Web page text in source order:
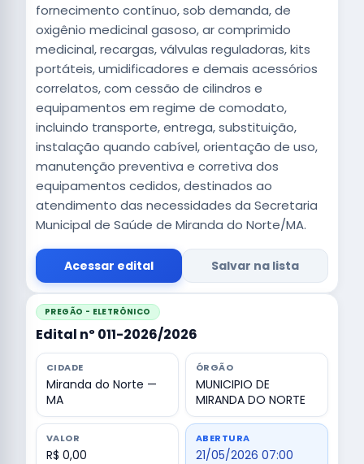
fornecimento contínuo, sob demanda, de
oxigênio medicinal gasoso, ar comprimido
medicinal, recargas, válvulas reguladoras, kits
portáteis, umidificadores e demais acessórios
correlatos, com cessão de cilindros e
equipamentos em regime de comodato,
incluindo transporte, entrega, substituição,
instalação quando cabível, orientação de uso,
manutenção preventiva e corretiva dos
equipamentos cedidos, destinados ao
atendimento das necessidades da Secretaria
Municipal de Saúde de Miranda do Norte/MA.
Acessar edital Salvar na lista
PREGÃO - ELETRÔNICO
Edital nº 011-2026/2026
CIDADE
Miranda do Norte —
MA
ÓRGÃO
MUNICIPIO DE
MIRANDA DO NORTE
VALOR
R$ 0,00
ABERTURA
21/05/2026 07:00